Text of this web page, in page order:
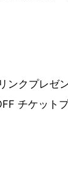
ンクプレゼ
チケット